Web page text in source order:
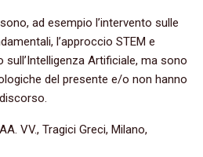
ad esempio l’intervento sulle
l’approccio STEM e
sull’Intelligenza Artificiale, ma sono
del presente e/o non hanno
VV., Tragici Greci, Milano,